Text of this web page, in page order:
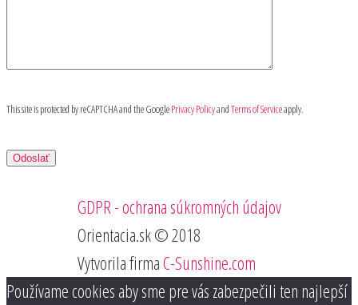
This site is protected by reCAPTCHA and the GooglePrivacy PolicyandTerms of Serviceapply.
GDPR - ochrana súkromných údajov
Orientacia.sk © 2018
Vytvorila firmaC-Sunshine.com
Používame cookies aby sme pre vás zabezpečili ten najlepší